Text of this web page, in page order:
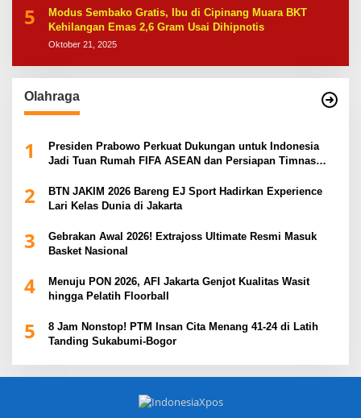
5
Modus Sembako Gratis, Ibu di Cipinang Muara BKT
Kehilangan Emas 2,6 Gram Usai Dihipnotis
Oktober 21, 2025
Olahraga
1
Presiden Prabowo Perkuat Dukungan untuk Indonesia
Jadi Tuan Rumah FIFA ASEAN dan Persiapan Timnas
2
BTN JAKIM 2026 Bareng EJ Sport Hadirkan Experience
Lari Kelas Dunia di Jakarta
3
Gebrakan Awal 2026! Extrajoss Ultimate Resmi Masuk
Basket Nasional
4
Menuju PON 2026, AFI Jakarta Genjot Kualitas Wasit
hingga Pelatih Floorball
5
8 Jam Nonstop! PTM Insan Cita Menang 41-24 di Latih
Tanding Sukabumi-Bogor